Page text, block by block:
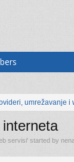
umrežavanje i
servisi' started by